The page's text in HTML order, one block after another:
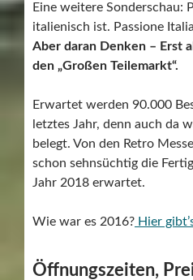
Eine weitere Sonderschau:
italienisch ist. Passione
Aber daran Denken – Erst
den „Großen Teilemarkt“.
Erwartet werden 90.000
letztes Jahr, denn auch da
belegt. Von den Retro
schon sehnsüchtig die
Jahr 2018 erwartet.
Wie war es 2016? Hier
Öffnungszeiten,